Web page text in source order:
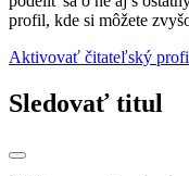
profil, kde si môžete
Aktivovať čitateľský
Sledovať titul